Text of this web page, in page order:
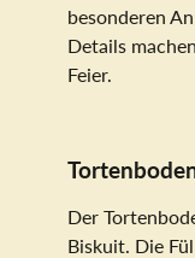
besonderen
Details
Feier.
Der
Biskuit. Die